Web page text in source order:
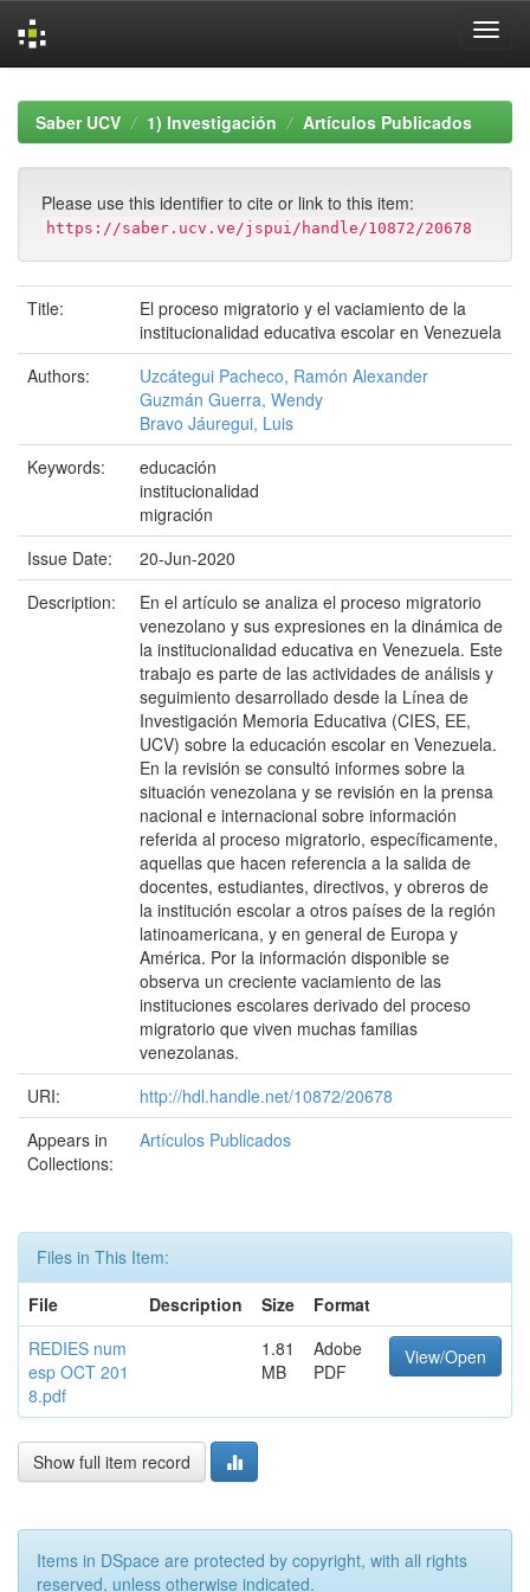
navigationSaber UCV 1) Investigación Artículos Publicados
Please use this identifier to cite or link to this item:
https://saber.ucv.ve/jspui/handle/10872/20678
Title:
El proceso migratorio y el vaciamiento de la
institucionalidad educativa escolar en Venezuela
Authors:
Uzcátegui Pacheco, Ramón Alexander
Guzmán Guerra, Wendy
Bravo Jáuregui, Luis
Keywords:
educación
institucionalidad
migración
Issue Date:
20-Jun-2020
Description:
En el artículo se analiza el proceso migratorio
venezolano y sus expresiones en la dinámica de
la institucionalidad educativa en Venezuela. Este
trabajo es parte de las actividades de análisis y
seguimiento desarrollado desde la Línea de
Investigación Memoria Educativa (CIES, EE,
UCV) sobre la educación escolar en Venezuela.
En la revisión se consultó informes sobre la
situación venezolana y se revisión en la prensa
nacional e internacional sobre información
referida al proceso migratorio, específicamente,
aquellas que hacen referencia a la salida de
docentes, estudiantes, directivos, y obreros de
la institución escolar a otros países de la región
latinoamericana, y en general de Europa y
América. Por la información disponible se
observa un creciente vaciamiento de las
instituciones escolares derivado del proceso
migratorio que viven muchas familias
venezolanas.
URI:
http://hdl.handle.net/10872/20678
Appears in
Collections:
Artículos Publicados
Files in This Item:
File
Description Size
Format
REDIES num
esp OCT 201
8.pdf
1.81
MB
Adobe
PDF
View/Open
Show full item record
Items in DSpace are protected by copyright, with all rights
reserved, unless otherwise indicated.